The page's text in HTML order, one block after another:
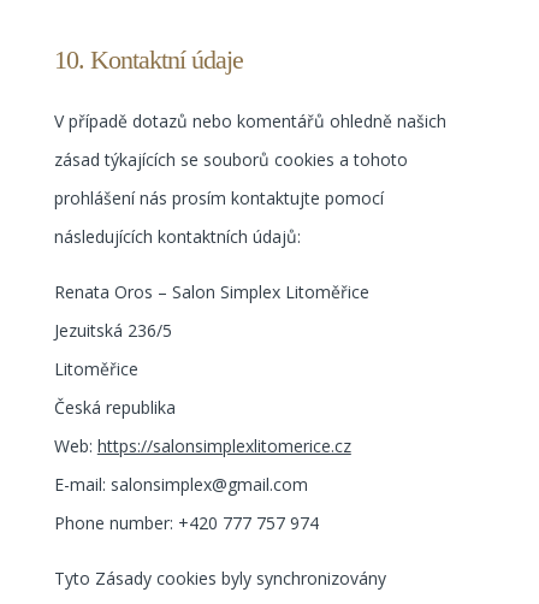
10. Kontaktní údaje
V případě dotazů nebo komentářů ohledně našich
zásad týkajících se souborů cookies a tohoto
prohlášení nás prosím kontaktujte pomocí
následujících kontaktních údajů:
Renata Oros – Salon Simplex Litoměřice
Jezuitská 236/5
Litoměřice
Česká republika
Web: https://salonsimplexlitomerice.cz
E-mail: salonsimplex@gmail.com
Phone number: +420 777 757 974
Tyto Zásady cookies byly synchronizovány